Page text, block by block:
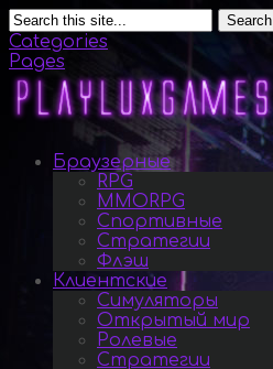
Search
Categories
Pages
Браузерные
RPG
MMORPG
Спортивные
Стратегии
Флэш
Клиентские
Симуляторы
Открытый мир
Ролевые
Стратегии